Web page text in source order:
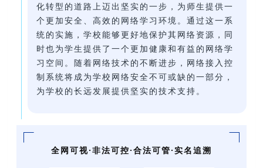
化转型的道路上迈出坚实的一步，为师生提供一
个更加安全、高效的网络学习环境。通过这一系
统的实施，学校能够更好地保护其网络资源，同
时也为学生提供了一个更加健康和有益的网络学
习空间。随着网络技术的不断进步，网络接入控
制系统将成为学校网络安全不可或缺的一部分，
为学校的长远发展提供坚实的技术支持。
全网可视·非法可控·合法可管·实名追溯